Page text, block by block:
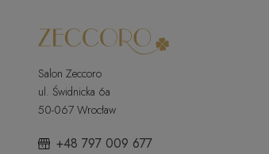
Salon Zeccoro
ul. Świdnicka 6a
50-067 Wrocław
+48 797 009 677